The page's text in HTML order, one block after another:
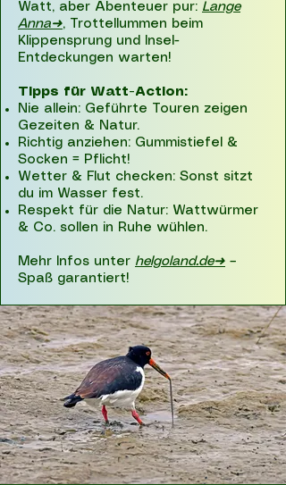
Watt, aber Abenteuer pur: Lange
Anna➜, Trottellummen beim
Klippensprung und Insel-
Entdeckungen warten!
Tipps für Watt-Action:
Nie allein: Geführte Touren zeigen
Gezeiten & Natur.
Richtig anziehen: Gummistiefel &
Socken = Pflicht!
Wetter & Flut checken: Sonst sitzt
du im Wasser fest.
Respekt für die Natur: Wattwürmer
& Co. sollen in Ruhe wühlen.
Mehr Infos unter helgoland.de➜ –
Spaß garantiert!